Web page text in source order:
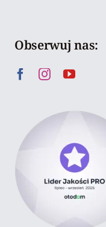
Obserwuj nas: